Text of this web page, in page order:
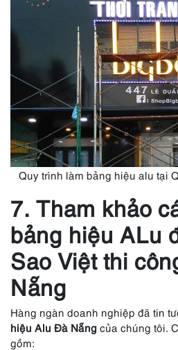
Quy trình làm bảng hiệu alu tại
7. Tham khảo
bảng hiệu ALu
Sao Việt thi
Nẵng
Hàng ngàn doanh nghiệp đã tin
hiệu Alu Đà Nẵng của chúng tôi.
gồm: